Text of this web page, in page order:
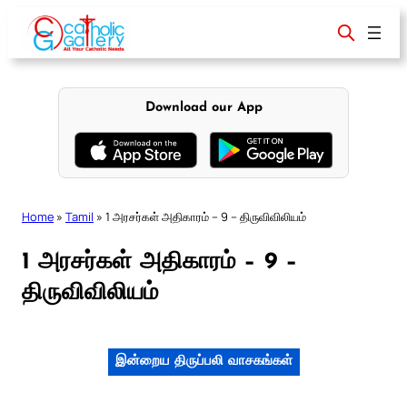
content
Download our App
Home » Tamil » 1 அரசர்கள் அதிகாரம் – 9 – திருவிவிலியம்
1 அரசர்கள் அதிகாரம் – 9 –
திருவிவிலியம்
இன்றைய திருப்பலி வாசகங்கள்